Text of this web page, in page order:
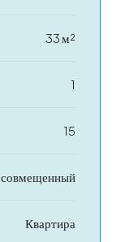
33 м²
1
15
совмещенный
Квартира